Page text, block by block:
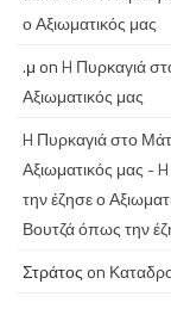
ο Αξιωματικός μας
.μ onH Πυρκαγιά
Αξιωματικός μας
H Πυρκαγιά στο
Αξιωματικός μας -
την έζησε ο
Βουτζά όπως την
Στράτος on